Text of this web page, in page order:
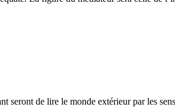
seront de lire le monde extérieur par les